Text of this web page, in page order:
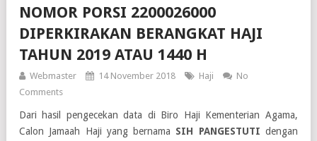
NOMOR PORSI 2200026000
DIPERKIRAKAN BERANGKAT HAJI
TAHUN 2019 ATAU 1440 H
Webmaster 14 November 2018 Haji
No
Comments
Dari hasil pengecekan data di Biro Haji Kementerian Agama,
Calon Jamaah Haji yang bernama SIH PANGESTUTI dengan